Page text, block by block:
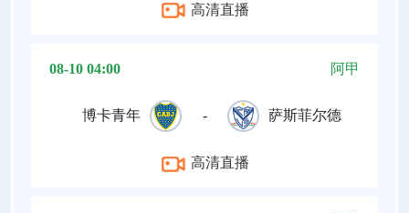
高清直播
08-10 04:00 阿甲
博卡青年 - 萨斯菲尔德
高清直播